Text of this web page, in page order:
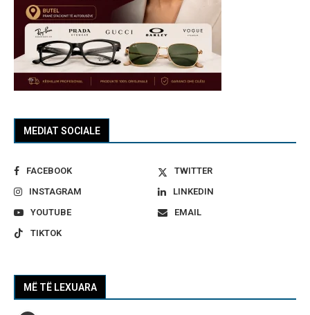
MEDIAT SOCIALE
FACEBOOK
TWITTER
INSTAGRAM
LINKEDIN
YOUTUBE
EMAIL
TIKTOK
MË TË LEXUARA